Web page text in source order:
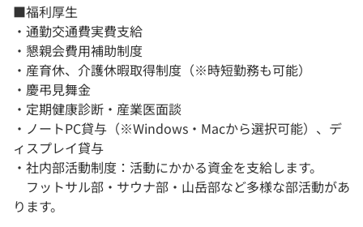
■福利厚生
・通勤交通費実費支給
・懇親会費用補助制度
・産育休、介護休暇取得制度（​※時短勤務も可能）
・慶弔見舞金
・定期健康診断・産業医面談
・ノートPC貸与（​※Windows・Macから選択可能）、デ
ィスプレイ貸与
・​社内部活動制度：活動にかかる資金を支給します。
フットサル部・サウナ部・山岳部など多様な部活動があ
ります。